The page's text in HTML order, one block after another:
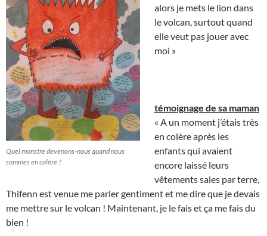
Quel monstre devenons-nous quand nous
sommes en colère ?
alors je mets le lion dans
le volcan, surtout quand
elle veut pas jouer avec
moi »
témoignage de sa maman
« A un moment j’étais très
en colère après les
enfants qui avaient
encore laissé leurs
vêtements sales par terre,
Thifenn est venue me parler gentiment et me dire que je devais
me mettre sur le volcan ! Maintenant, je le fais et ça me fais du
bien !